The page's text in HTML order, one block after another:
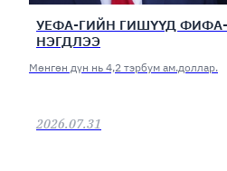
УЕФА-ГИЙН ГИШҮҮД
НЭГДЛЭЭ
Мөнгөн дүн нь 4,2 тэрбум ам.доллар.
2026.07.31